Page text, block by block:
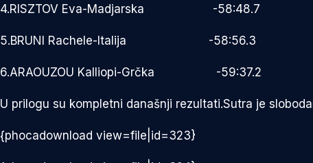
4.RISZTOV Eva-Madjarska -58:48.7
5.BRUNI Rachele-Italija -58:56.3
6.ARAOUZOU Kalliopi-Grčka -59:37.2
U prilogu su kompletni današnji rezultati.Sutra je
{phocadownload view=file|id=323}